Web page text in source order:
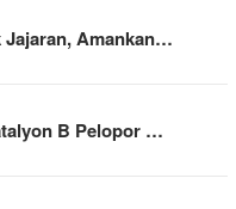
Jajaran, Amankan…
B Pelopor …